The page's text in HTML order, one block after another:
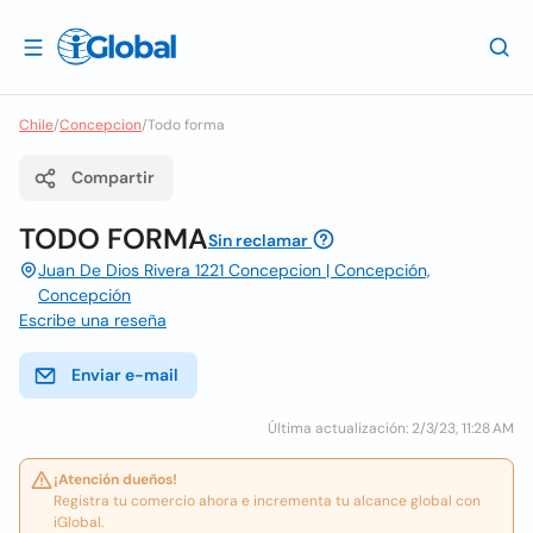
Chile/Concepcion/Todo forma
Compartir
TODO FORMASin reclamar
Juan De Dios Rivera 1221 Concepcion | Concepción,
Concepción
Escribe una reseña
Enviar e-mail
Última actualización: 2/3/23, 11:28 AM
¡Atención dueños!
Registra tu comercio ahora e incrementa tu alcance global con
iGlobal.